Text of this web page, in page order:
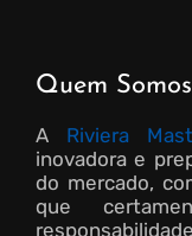
Quem Somos
A Riviera
inovadora e
do mercado,
que